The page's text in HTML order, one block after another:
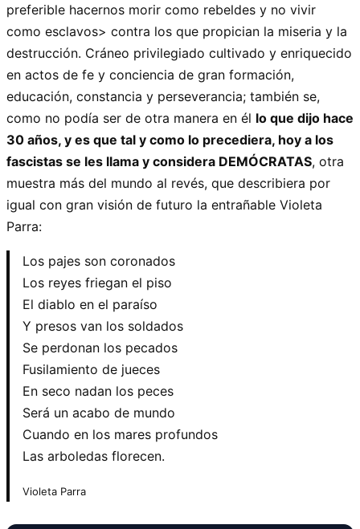
preferible hacernos morir como rebeldes y no vivir
como esclavos> contra los que propician la miseria y la
destrucción. Cráneo privilegiado cultivado y enriquecido
en actos de fe y conciencia de gran formación,
educación, constancia y perseverancia; también se,
como no podía ser de otra manera en él lo que dijo hace
30 años, y es que tal y como lo precediera, hoy a los
fascistas se les llama y considera DEMÓCRATAS, otra
muestra más del mundo al revés, que describiera por
igual con gran visión de futuro la entrañable Violeta
Parra:
Los pajes son coronados
Los reyes friegan el piso
El diablo en el paraíso
Y presos van los soldados
Se perdonan los pecados
Fusilamiento de jueces
En seco nadan los peces
Será un acabo de mundo
Cuando en los mares profundos
Las arboledas florecen.
Violeta Parra